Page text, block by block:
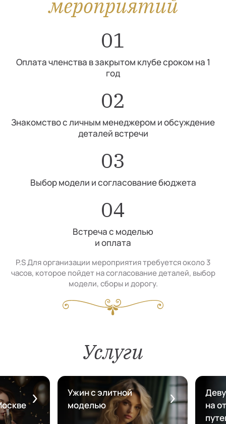
мероприятий
01
Оплата членства в закрытом клубе сроком на 1
год
02
Знакомство с личным менеджером и обсуждение
деталей встречи
03
Выбор модели и согласование бюджета
04
Встреча с моделью
и оплата
P.S Для организации мероприятия требуется около 3
часов, которое пойдет на согласование деталей, выбор
модели, сборы и дорогу.
Услуги
Ужин с элитной
моделью
на